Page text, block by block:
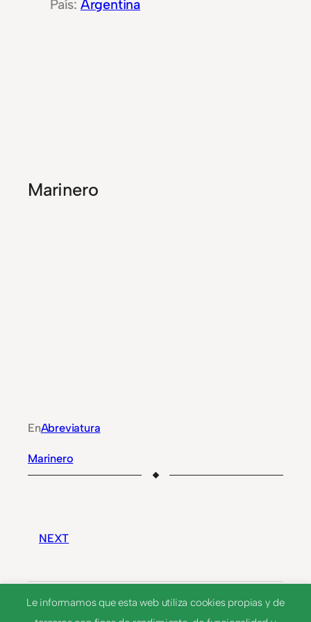
Argentina
Marinero
EnAbreviatura
Marinero
NEXT
Mgrafo.
Le informamos que esta web utiliza cookies propias y de